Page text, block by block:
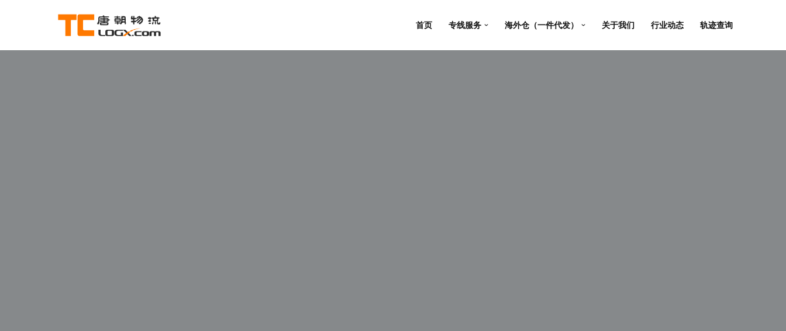
至
首页 专线服务 海外仓（一件代发） 关于我们 行业动态 轨迹查询